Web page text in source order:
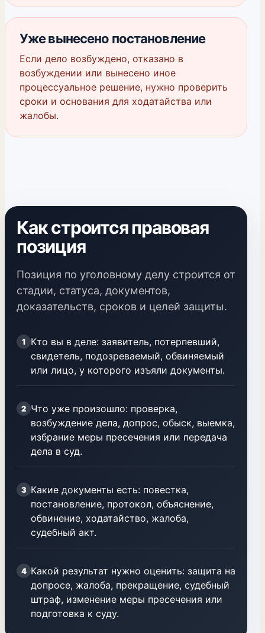
Уже вынесено постановление
Если дело возбуждено, отказано в
возбуждении или вынесено иное
процессуальное решение, нужно проверить
сроки и основания для ходатайства или
жалобы.
Как строится правовая
позиция
Позиция по уголовному делу строится от
стадии, статуса, документов,
доказательств, сроков и целей защиты.
1
Кто вы в деле: заявитель, потерпевший,
свидетель, подозреваемый, обвиняемый
или лицо, у которого изъяли документы.
2 Что уже произошло: проверка,
возбуждение дела, допрос, обыск, выемка,
избрание меры пресечения или передача
дела в суд.
3 Какие документы есть: повестка,
постановление, протокол, объяснение,
обвинение, ходатайство, жалоба,
судебный акт.
4 Какой результат нужно оценить: защита на
допросе, жалоба, прекращение, судебный
штраф, изменение меры пресечения или
подготовка к суду.